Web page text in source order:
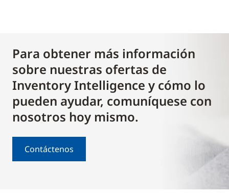
Para obtener más información
sobre nuestras ofertas de
Inventory Intelligence y cómo lo
pueden ayudar, comuníquese con
nosotros hoy mismo.
Contáctenos